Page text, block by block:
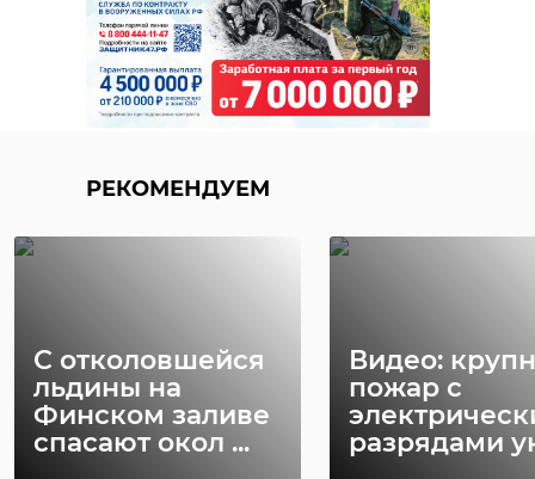
РЕКОМЕНДУЕМ
С отколовшейся
льдины на
Финском заливе
спасают окол ...
Видео:
пожар с
разрядами